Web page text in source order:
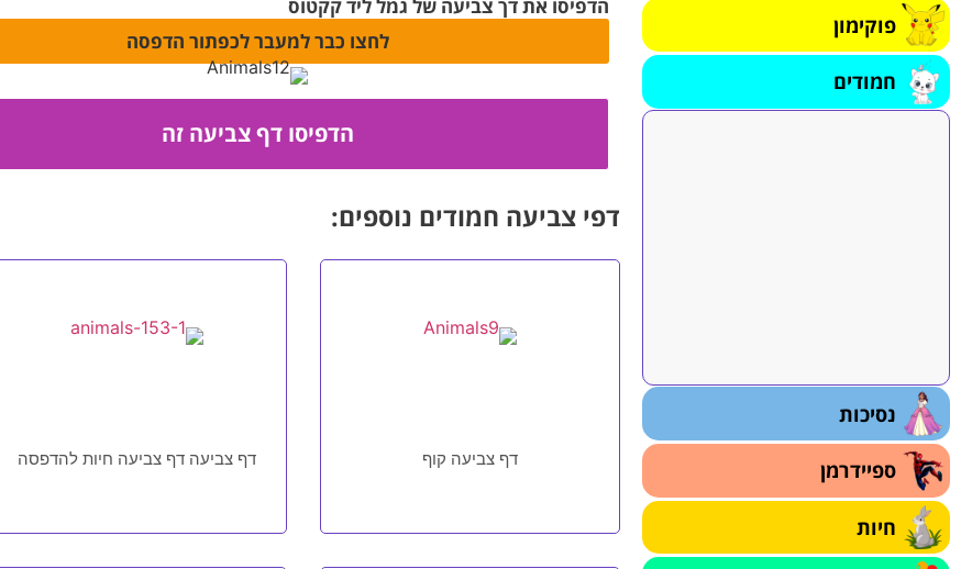
פוקימון
חמודים
נסיכות
ספיידרמן
חיות
הדפיסו את דך צביעה של גמל ליד קקטוס
לחצו כבר למעבר לכפתור הדפסה
דפי צביעה חמודים נוספים:
דף צביעה קוף דף צביעה דף צביעה חיות להדפסה